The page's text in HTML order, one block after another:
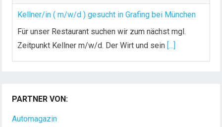
Kellner/in ( m/w/d ) gesucht in Grafing bei München
Für unser Restaurant suchen wir zum nächst mgl.
Zeitpunkt Kellner m/w/d. Der Wirt und sein [...]
Dein Arbeitsplatz mit Urlaubsfeeling Chef de Rang
(m/w/d) Du bist Gastgeber aus Leidenschaft und
PARTNER VON:
Automagazin